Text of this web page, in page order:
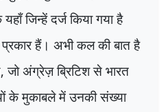
जिन्हें दर्ज किया गया है
हैं। अभी कल की बात है
,जो अंग्रेज़ ब्रिटिश से भारत
के मुकाबले में उनकी संख्या